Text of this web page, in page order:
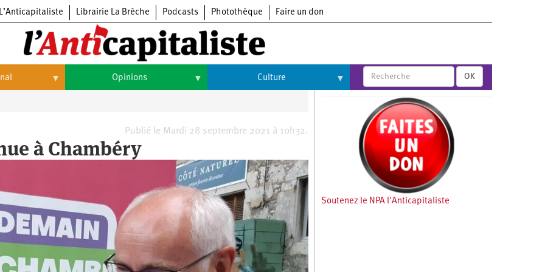
L’Anticapitaliste Librairie La Brèche Podcasts Photothèque Faire un don
Opinions Culture
Arts
Expositions
Livres
Musique
OK
Publié le Mardi 28 septembre 2021 à 10h32.
à Chambéry
Soutenez le NPA l'Anticapitaliste